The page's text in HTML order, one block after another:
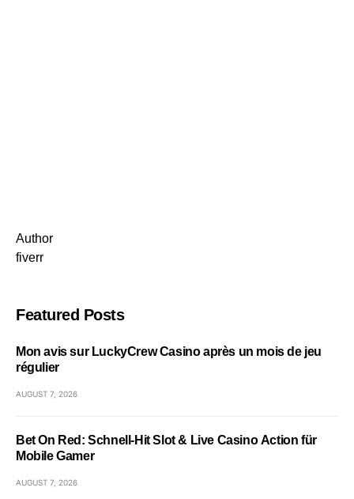
Author
fiverr
Featured Posts
Mon avis sur LuckyCrew Casino après un mois de jeu
régulier
AUGUST 7, 2026
Bet On Red: Schnell‑Hit Slot & Live Casino Action für
Mobile Gamer
AUGUST 7, 2026